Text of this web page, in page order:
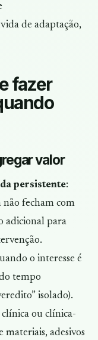
de adaptação,
fazer
valor
persistente:
fecham com
adicional para
o interesse é
tempo
isolado).
clínica ou clínica-
adesivos